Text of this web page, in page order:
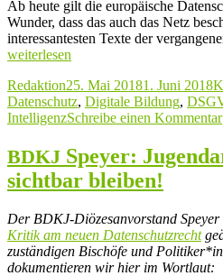
Ab heute gilt die europäische
Wunder, dass das auch das Netz
interessantesten Texte der
weiterlesen
Autor
RedaktionVeröffentlicht
am
25. Mai 20181. Juni 2018
Datenschutz, Digitale Bildung,
IntelligenzSchreibe einen Kommentar
BDKJ Speyer:
sichtbar bleiben!
Der BDKJ-Diözesanvorstand Speyer
Kritik am neuen Datenschutzrecht
zuständigen Bischöfe und
dokumentieren wir hier im Wortlaut: